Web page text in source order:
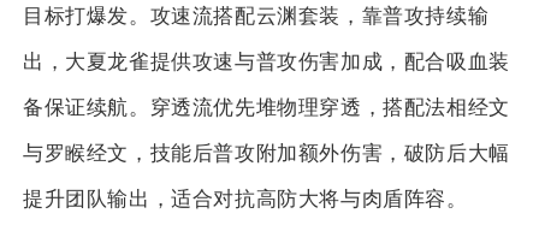
目标打爆发。攻速流搭配云渊套装，靠普攻持续输
出，大夏龙雀提供攻速与普攻伤害加成，配合吸血装
备保证续航。穿透流优先堆物理穿透，搭配法相经文
与罗睺经文，技能后普攻附加额外伤害，破防后大幅
提升团队输出，适合对抗高防大将与肉盾阵容。